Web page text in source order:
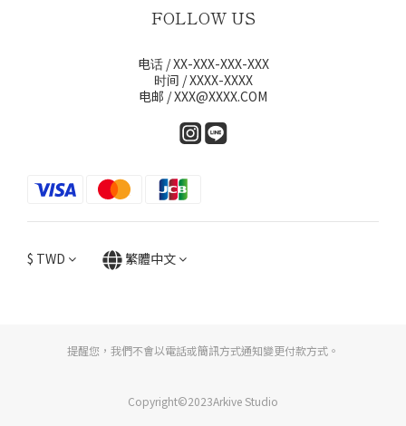
FOLLOW US
电话 / XX-XXX-XXX-XXX
时间 / XXXX-XXXX
电邮 / XXX@XXXX.COM
$ TWD 繁體中文
提醒您，我們不會以電話或簡訊方式通知變更付款方式。
Copyright©2023Arkive Studio